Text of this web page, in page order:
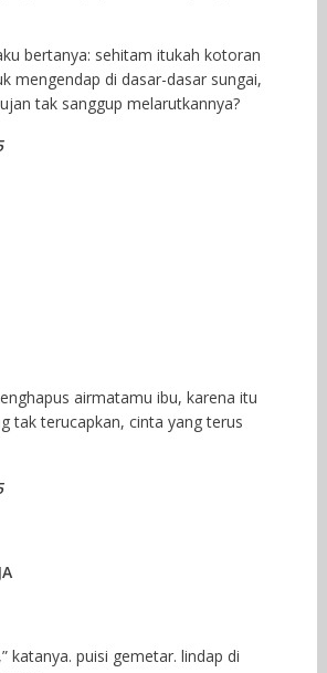
bertanya: sehitam itukah kotoran
mengendap di dasar-dasar sungai,
tak sanggup melarutkannya?
airmatamu ibu, karena itu
tak terucapkan, cinta yang terus
katanya. puisi gemetar. lindap di